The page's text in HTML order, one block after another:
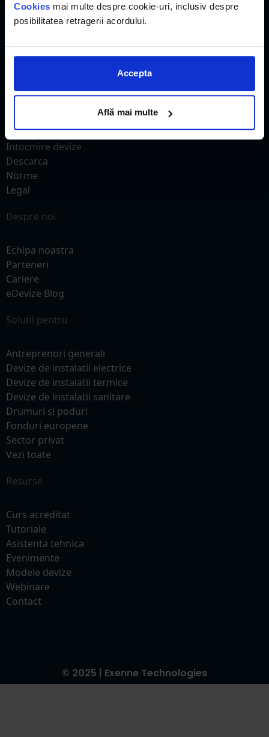
Cookies mai multe despre cookie-uri, inclusiv despre
posibilitatea retragerii acordului.
Accepta
Află mai multe
Preturi
Ofertare si decontare
Administrarea costurilor
Intocmire devize
Descarca
Norme
Legal
Despre noi
Echipa noastra
Parteneri
Cariere
eDevize Blog
Solutii pentru
Antreprenori generali
Devize de instalatii electrice
Devize de instalatii termice
Devize de instalatii sanitare
Drumuri si poduri
Fonduri europene
Sector privat
Vezi toate
Resurse
Curs acreditat
Tutoriale
Asistenta tehnica
Evenimente
Modele devize
Webinare
Contact
© 2025 | Exenne Technologies